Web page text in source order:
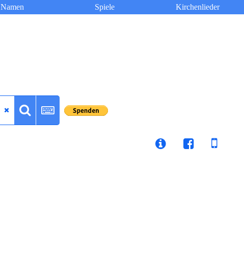
Namen Spiele Kirchenlieder